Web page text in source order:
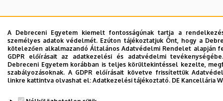
A Debreceni Egyetem kiemelt fontosságúnak tartja a
személyes adatok védelmét. Ezúton tájékoztatjuk Önt, hogy a
kötelezően alkalmazandó Általános Adatvédelmi Rendelet alapján
GDPR előírásait az adatkezelési és adatvédelmi
Debreceni Egyetem korábban is teljes körültekintéssel kezelte,
szabályozásoknak. A GDPR előírásait követve frissítettük
linkre kattintva olvashat el: Adatkezelési tájékoztató. DE Kancellária